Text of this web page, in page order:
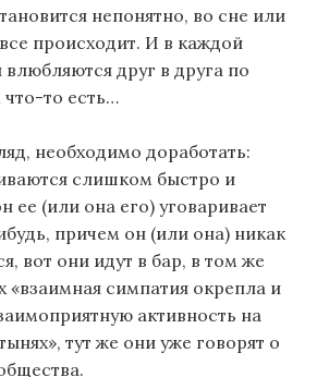
непонятно, во сне или
происходит. И в каждой
друг в друга по
то есть…
необходимо доработать:
слишком быстро и
ее (или она его) уговаривает
причем он (или она) никак
вот они идут в бар, в том же
«взаимная симпатия окрепла и
активность на
тут же они уже говорят о